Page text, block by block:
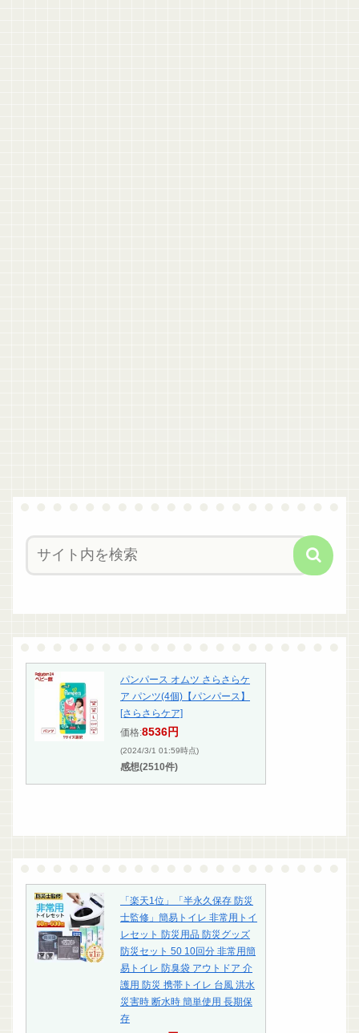
パンパース オムツ さらさらケ
ア パンツ(4個)【パンパース】
[さらさらケア]
価格:8536円
(2024/3/1 01:59時点)
感想(2510件)
「楽天1位」「半永久保存 防災
士監修」簡易トイレ 非常用トイ
レセット 防災用品 防災グッズ
防災セット 50 10回分 非常用簡
易トイレ 防臭袋 アウトドア 介
護用 防災 携帯トイレ 台風 洪水
災害時 断水時 簡単使用 長期保
存